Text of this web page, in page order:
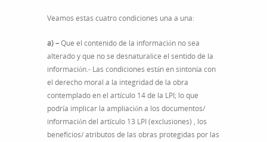
Veamos estas cuatro condiciones una a una:
a) –Que el contenido de la información no sea
alterado y que no se desnaturalice el sentido de la
información.- Las condiciones están en sintonía con
el derecho moral a la integridad de la obra
contemplado en el artículo 14 de la LPI; lo que
podría implicar la ampliación a los documentos/
información del artículo 13 LPI (exclusiones) , los
beneficios/ atributos de las obras protegidas por las